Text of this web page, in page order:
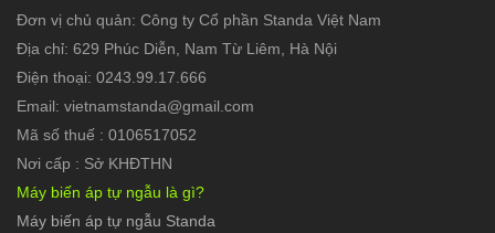
Đơn vị chủ quản: Công ty Cổ phần Standa Việt Nam
Địa chỉ: 629 Phúc Diễn, Nam Từ Liêm, Hà Nội
Điện thoại: 0243.99.17.666
Email: vietnamstanda@gmail.com
Mã số thuế : 0106517052
Nơi cấp : Sở KHĐTHN
Máy biến áp tự ngẫu là gì?
Máy biến áp tự ngẫu Standa